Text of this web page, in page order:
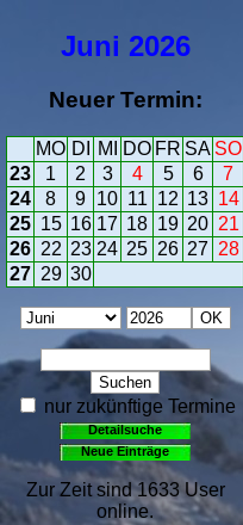
Juni 2026
Neuer Termin:
MO DI MI DO FR SA SO
23
1 2 3 4 5 6
7
24
8 9 10 11 12 13 14
25 15 16 17 18 19 20 21
26 22 23 24 25 26 27 28
27 29 30
nur zukünftige Termine
Detailsuche
Neue Einträge
Zur Zeit sind 1633 User
online.